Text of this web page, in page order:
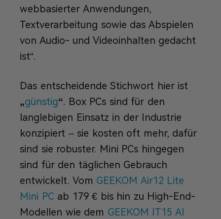
webbasierter Anwendungen,
Textverarbeitung sowie das Abspielen
von Audio- und Videoinhalten gedacht
ist“.
Das entscheidende Stichwort hier ist
„günstig“. Box PCs sind für den
langlebigen Einsatz in der Industrie
konzipiert – sie kosten oft mehr, dafür
sind sie robuster. Mini PCs hingegen
sind für den täglichen Gebrauch
entwickelt. Vom GEEKOM Air12 Lite
Mini PC ab 179 € bis hin zu High-End-
Modellen wie dem GEEKOM IT15 AI